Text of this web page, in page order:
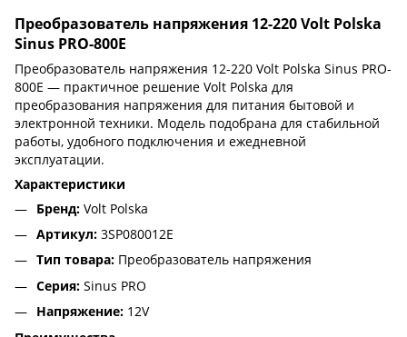
Преобразователь напряжения 12-220 Volt Polska
Sinus PRO-800E
Преобразователь напряжения 12-220 Volt Polska Sinus PRO-
800E — практичное решение Volt Polska для
преобразования напряжения для питания бытовой и
электронной техники. Модель подобрана для стабильной
работы, удобного подключения и ежедневной
эксплуатации.
Характеристики
Бренд: Volt Polska
Артикул: 3SP080012E
Тип товара: Преобразователь напряжения
Серия: Sinus PRO
Напряжение: 12V